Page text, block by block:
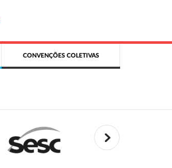
CONVENÇÕES COLETIVAS